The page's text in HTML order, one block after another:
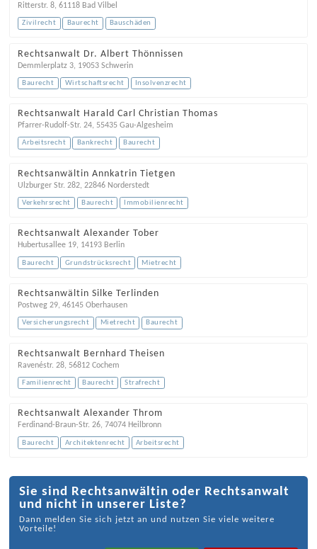
Ritterstr. 8, 61118 Bad Vilbel
Zivilrecht Baurecht Bauschäden
Rechtsanwalt Dr. Albert Thönnissen
Demmlerplatz 3, 19053 Schwerin
Baurecht Wirtschaftsrecht Insolvenzrecht
Rechtsanwalt Harald Carl Christian Thomas
Pfarrer-Rudolf-Str. 24, 55435 Gau-Algesheim
Arbeitsrecht Bankrecht Baurecht
Rechtsanwältin Annkatrin Tietgen
Ulzburger Str. 282, 22846 Norderstedt
Verkehrsrecht Baurecht Immobilienrecht
Rechtsanwalt Alexander Tober
Hubertusallee 19, 14193 Berlin
Baurecht Grundstrücksrecht Mietrecht
Rechtsanwältin Silke Terlinden
Postweg 29, 46145 Oberhausen
Versicherungsrecht Mietrecht Baurecht
Rechtsanwalt Bernhard Theisen
Ravenéstr. 28, 56812 Cochem
Familienrecht Baurecht Strafrecht
Rechtsanwalt Alexander Throm
Ferdinand-Braun-Str. 26, 74074 Heilbronn
Baurecht Architektenrecht Arbeitsrecht
Sie sind Rechtsanwältin oder Rechtsanwalt
und nicht in unserer Liste?
Dann melden Sie sich jetzt an und nutzen Sie viele weitere
Vorteile!